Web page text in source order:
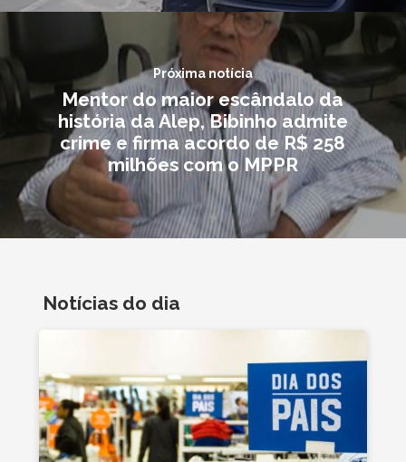
Próxima notícia
Mentor do maior escândalo da
história da Alep, Bibinho admite
crime e firma acordo de R$ 258
milhões com o MPPR
Notícias do dia